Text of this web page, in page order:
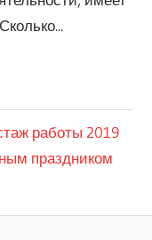
работы 2019
праздником